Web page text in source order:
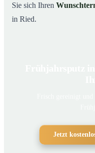
Sie sich Ihren
in Ried.
Jetzt